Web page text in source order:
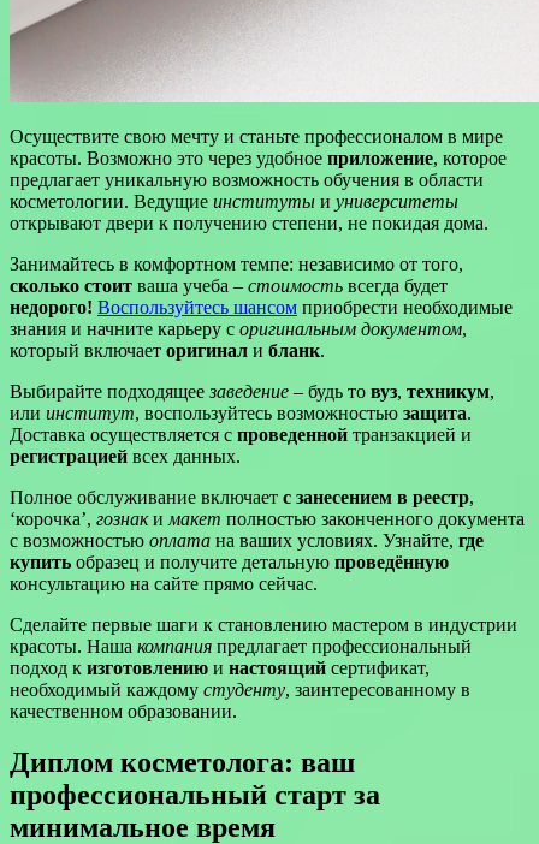
Осуществите свою мечту и станьте профессионалом в мире
красоты. Возможно это через удобное приложение, которое
предлагает уникальную возможность обучения в области
косметологии. Ведущие институты и университеты
открывают двери к получению степени, не покидая дома.
Занимайтесь в комфортном темпе: независимо от того,
сколько стоит ваша учеба – стоимость всегда будет
недорого! Воспользуйтесь шансом приобрести необходимые
знания и начните карьеру с оригинальным документом,
который включает оригинал и бланк.
Выбирайте подходящее заведение – будь то вуз, техникум,
или институт, воспользуйтесь возможностью защита.
Доставка осуществляется с проведенной транзакцией и
регистрацией всех данных.
Полное обслуживание включает с занесением в реестр,
‘корочка’, гознаки макет полностью законченного документа
с возможностью оплата на ваших условиях. Узнайте, где
купить образец и получите детальную проведённую
консультацию на сайте прямо сейчас.
Сделайте первые шаги к становлению мастером в индустрии
красоты. Наша компания предлагает профессиональный
подход к изготовлению и настоящий сертификат,
необходимый каждому студенту, заинтересованному в
качественном образовании.
Диплом косметолога: ваш
профессиональный старт за
минимальное время